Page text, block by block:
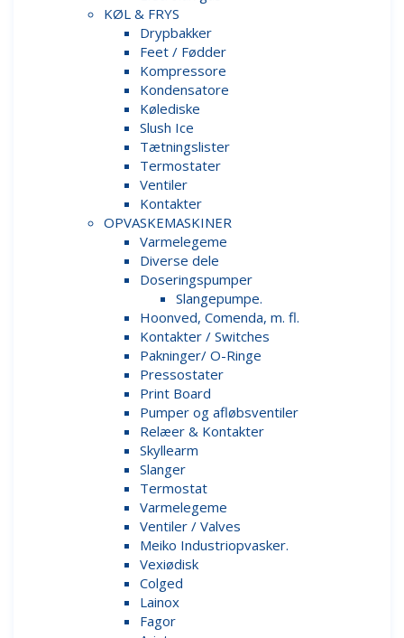
KØL & FRYS
Drypbakker
Feet / Fødder
Kompressore
Kondensatore
Kølediske
Slush Ice
Tætningslister
Termostater
Ventiler
Kontakter
OPVASKEMASKINER
Varmelegeme
Diverse dele
Doseringspumper
Slangepumpe.
Hoonved, Comenda, m. fl.
Kontakter / Switches
Pakninger/ O-Ringe
Pressostater
Print Board
Pumper og afløbsventiler
Relæer & Kontakter
Skyllearm
Slanger
Termostat
Varmelegeme
Ventiler / Valves
Meiko Industriopvasker.
Vexiødisk
Colged
Lainox
Fagor